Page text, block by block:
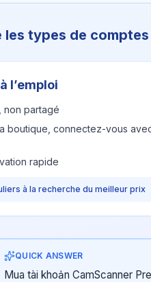
types de comptes
l’emploi
non partagé
boutique, connectez-vous
rapide
à la recherche du meilleur prix
QUICK ANSWER
Mua tài khoản CamScanner